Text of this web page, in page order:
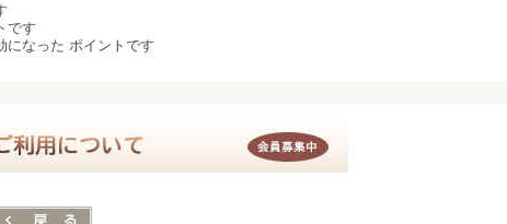
です
になった ポイントです